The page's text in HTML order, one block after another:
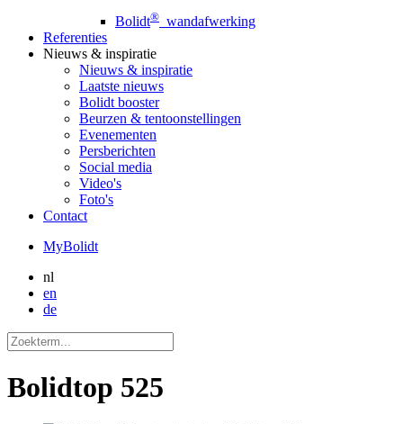
Bolidt® wandafwerking
Referenties
Nieuws & inspiratie
Nieuws & inspiratie
Laatste nieuws
Bolidt booster
Beurzen & tentoonstellingen
Evenementen
Persberichten
Social media
Video's
Foto's
Contact
MyBolidt
nl
en
de
Bolidtop 525